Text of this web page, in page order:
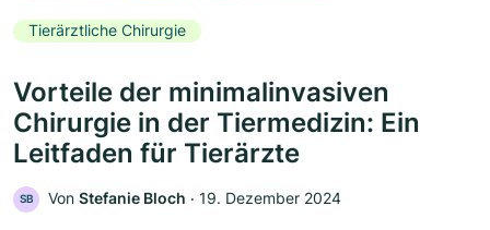
Tierärztliche Chirurgie
Vorteile der minimalinvasiven
Chirurgie in der Tiermedizin: Ein
Leitfaden für Tierärzte
SB Von Stefanie Bloch ‧ 19. Dezember 2024